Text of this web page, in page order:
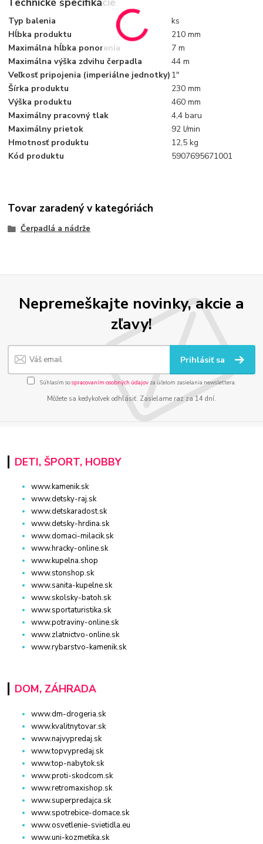
Typ balenia
ks
Hĺbka produktu
210 mm
Maximálna hĺbka ponorenia
7 m
Maximálna výška zdvihu čerpadla
44 m
Veľkosť pripojenia (imperiálne jednotky) 1"
Šírka produktu
230 mm
Výška produktu
460 mm
Maximálny pracovný tlak
4,4 baru
Maximálny prietok
92 l/min
Hmotnosť produktu
12,5 kg
Kód produktu
5907695671001
Tovar zaradený v kategóriách
Čerpadlá a nádrže
Nepremeškajte novinky, akcie a
zľavy!
Prihlásiť sa
Súhlasím sospracovaním osobných údajov za účelom zasielania newslettera.
Môžete sa kedykoľvek odhlásiť. Zasielame raz za 14 dní.
DETI, ŠPORT, HOBBY
www.kamenik.sk
www.detsky-raj.sk
www.detskaradost.sk
www.detsky-hrdina.sk
www.domaci-milacik.sk
www.hracky-online.sk
www.kupelna.shop
www.stonshop.sk
www.sanita-kupelne.sk
www.skolsky-batoh.sk
www.sportaturistika.sk
www.potraviny-online.sk
www.zlatnictvo-online.sk
www.rybarstvo-kamenik.sk
DOM, ZÁHRADA
www.dm-drogeria.sk
www.kvalitnytovar.sk
www.najvypredaj.sk
www.topvypredaj.sk
www.top-nabytok.sk
www.proti-skodcom.sk
www.retromaxishop.sk
www.superpredajca.sk
www.spotrebice-domace.sk
www.osvetlenie-svietidla.eu
www.uni-kozmetika.sk